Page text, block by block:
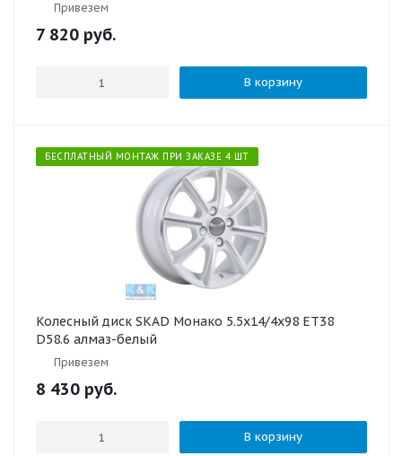
Привезем
7 820 руб.
В корзину
БЕСПЛАТНЫЙ МОНТАЖ ПРИ ЗАКАЗЕ 4 ШТ
Колесный диск SKAD Монако 5.5x14/4x98 ET38
D58.6 алмаз-белый
Привезем
8 430 руб.
В корзину